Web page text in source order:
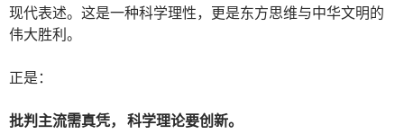
现代表述。这是一种科学理性，更是东方思维与中华文明的
伟大胜利。
正是：
批判主流需真凭， 科学理论要创新。